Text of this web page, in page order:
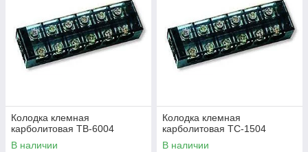
Колодка клемная
карболитовая ТВ-6004
В наличии
Колодка клемная
карболитовая ТС-1504
В наличии